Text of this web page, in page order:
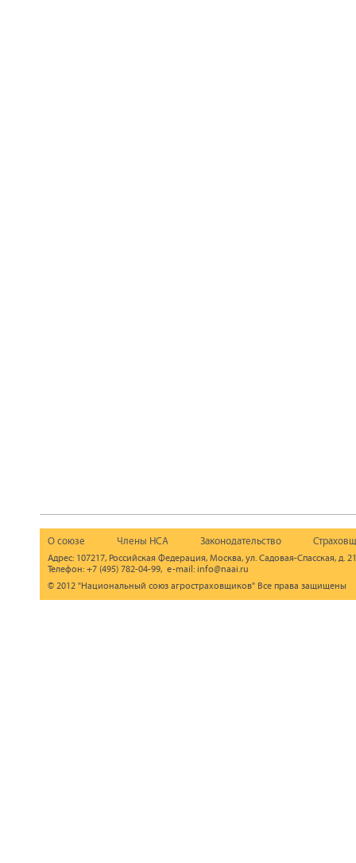
О союзе Члены НСА Законодательство
Адрес: 107217, Российская Федерация, Москва, ул. Садовая-Спасская, д.
Телефон: +7 (495) 782-04-99, e-mail: info@naai.ru
© 2012 "Национальный союз агростраховщиков" Все права защищены